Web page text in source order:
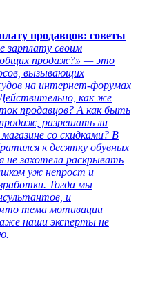
продавцов: советы
зарплату своим
общих продаж?» — это
вызывающих
на интернет-форумах
Действительно, как же
продавцов? А как быть
разрешать ли
со скидками? В
к десятку обувных
не захотела раскрывать
уж непрост и
Тогда мы
и
что тема мотивации
наши эксперты не